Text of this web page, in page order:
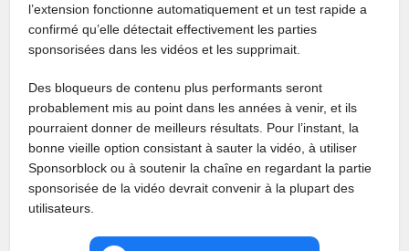
l’extension fonctionne automatiquement et un test rapide a
confirmé qu’elle détectait effectivement les parties
sponsorisées dans les vidéos et les supprimait.
Des bloqueurs de contenu plus performants seront
probablement mis au point dans les années à venir, et ils
pourraient donner de meilleurs résultats. Pour l’instant, la
bonne vieille option consistant à sauter la vidéo, à utiliser
Sponsorblock ou à soutenir la chaîne en regardant la partie
sponsorisée de la vidéo devrait convenir à la plupart des
utilisateurs.